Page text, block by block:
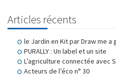
Articles récents
le Jardin en Kit par Draw me a
PURALLY : Un label et un site
L’agriculture connectée avec
Acteurs de l’éco n° 30